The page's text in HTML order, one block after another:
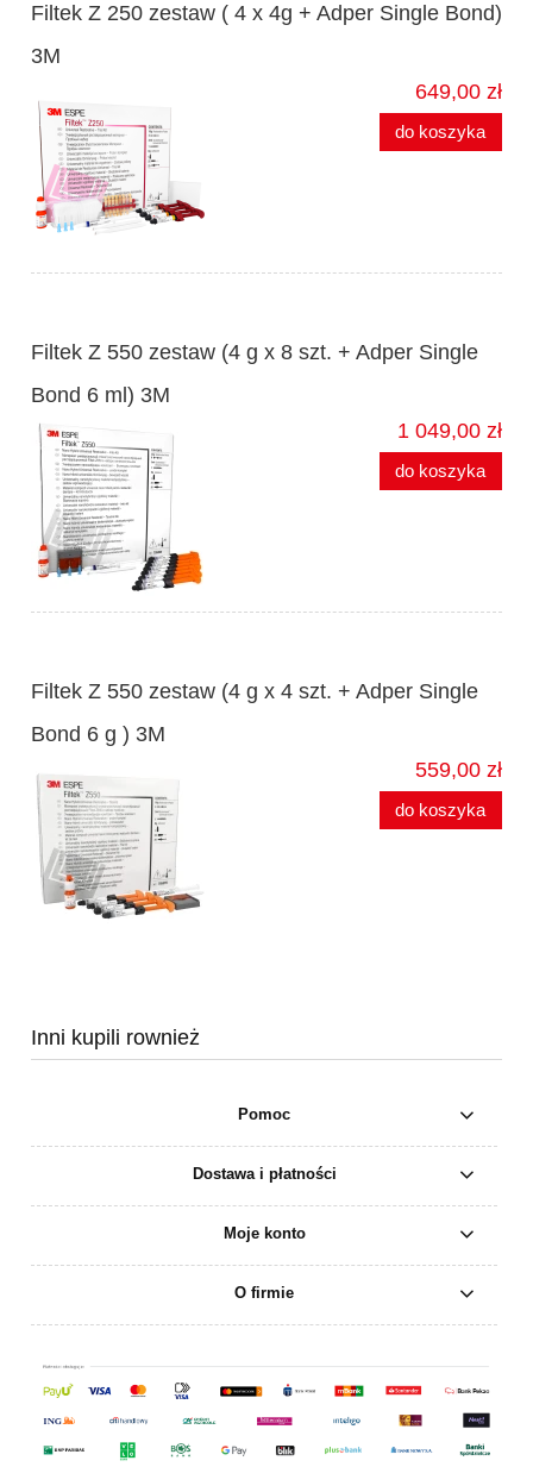
Filtek Z 250 zestaw ( 4 x 4g + Adper Single Bond)
3M
649,00 zł
do koszyka
Filtek Z 550 zestaw (4 g x 8 szt. + Adper Single
Bond 6 ml) 3M
1 049,00 zł
do koszyka
Filtek Z 550 zestaw (4 g x 4 szt. + Adper Single
Bond 6 g ) 3M
559,00 zł
do koszyka
Inni kupili rownież
Pomoc
Dostawa i płatności
Moje konto
O firmie